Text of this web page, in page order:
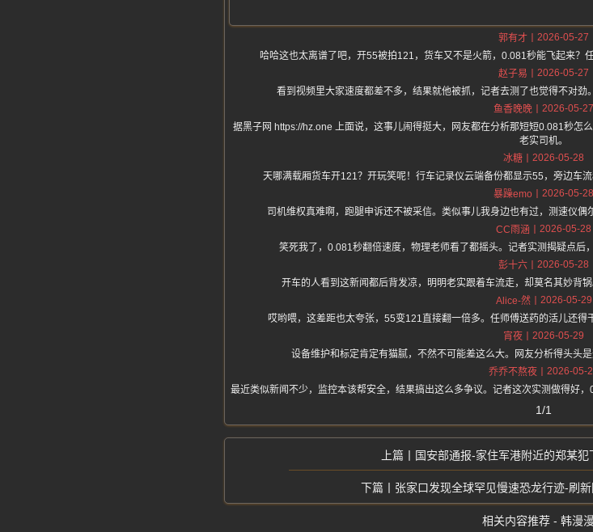
郭有才
2026-05-27
哈哈这也太离谱了吧，开55被拍121，货车又不是火箭，0.081秒能飞起来？
赵子易
2026-05-27
看到视频里大家速度都差不多，结果就他被抓，记者去测了也觉得不对劲
鱼香晚晚
2026-05-27
据黑子网 https://hz.one 上面说，这事儿闹得挺大，网友都在分析那短短0.081秒怎
老实司机。
冰糖
2026-05-28
天哪满载厢货车开121？开玩笑呢！行车记录仪云端备份都显示55，旁边车
暴躁emo
2026-05-28
司机维权真难啊，跑腿申诉还不被采信。类似事儿我身边也有过，测速仪偶
CC雨涵
2026-05-28
笑死我了，0.081秒翻倍速度，物理老师看了都摇头。记者实测揭疑点后
彭十六
2026-05-28
开车的人看到这新闻都后背发凉，明明老实跟着车流走，却莫名其妙背
Alice-然
2026-05-29
哎哟喂，这差距也太夸张，55变121直接翻一倍多。任师傅送药的活儿还得
宵夜
2026-05-29
设备维护和标定肯定有猫腻，不然不可能差这么大。网友分析得头头
乔乔不熬夜
2026-05-
最近类似新闻不少，监控本该帮安全，结果搞出这么多争议。记者这次实测做得好
1/1
国安部通报-家住军港附近的郑某
张家口发现全球罕见慢速恐龙行迹-刷
相关内容推荐 - 韩漫